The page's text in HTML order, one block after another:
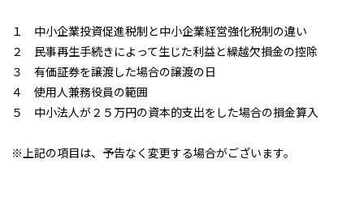
１ 中小企業投資促進税制と中小企業経営強化税制の違い
２ 民事再生手続きによって生じた利益と繰越欠損金の控除
３ 有価証券を譲渡した場合の譲渡の日
４ 使用人兼務役員の範囲
５ 中小法人が２５万円の資本的支出をした場合の損金算入
※上記の項目は、予告なく変更する場合がございます。